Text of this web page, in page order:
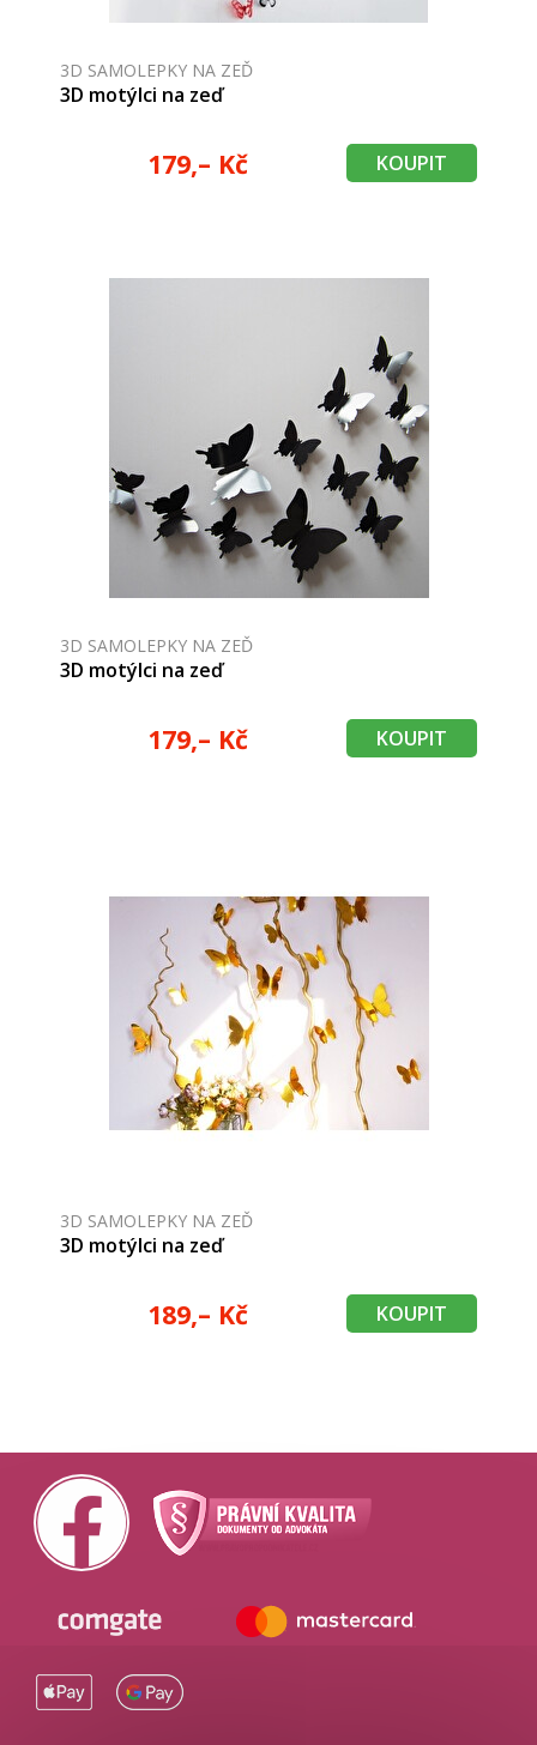
3D SAMOLEPKY NA ZEĎ
3D motýlci na zeď
179,– Kč KOUPIT
3D SAMOLEPKY NA ZEĎ
3D motýlci na zeď
179,– Kč KOUPIT
3D SAMOLEPKY NA ZEĎ
3D motýlci na zeď
189,– Kč KOUPIT